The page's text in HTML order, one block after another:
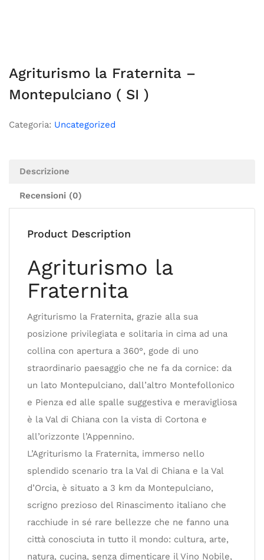
Agriturismo la Fraternita –
Montepulciano ( SI )
Categoria: Uncategorized
Descrizione
Recensioni (0)
Product Description
Agriturismo la
Fraternita
Agriturismo la Fraternita, grazie alla sua
posizione privilegiata e solitaria in cima ad una
collina con apertura a 360°, gode di uno
straordinario paesaggio che ne fa da cornice: da
un lato Montepulciano, dall’altro Montefollonico
e Pienza ed alle spalle suggestiva e meravigliosa
è la Val di Chiana con la vista di Cortona e
all’orizzonte l’Appennino.
L’Agriturismo la Fraternita, immerso nello
splendido scenario tra la Val di Chiana e la Val
d’Orcia, è situato a 3 km da Montepulciano,
scrigno prezioso del Rinascimento italiano che
racchiude in sé rare bellezze che ne fanno una
città conosciuta in tutto il mondo: cultura, arte,
natura, cucina, senza dimenticare il Vino Nobile,